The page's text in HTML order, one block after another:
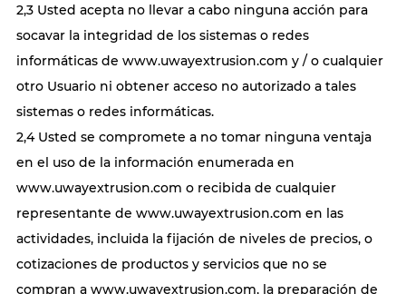
2,3 Usted acepta no llevar a cabo ninguna acción para
socavar la integridad de los sistemas o redes
informáticas de www.uwayextrusion.com y / o cualquier
otro Usuario ni obtener acceso no autorizado a tales
sistemas o redes informáticas.
2,4 Usted se compromete a no tomar ninguna ventaja
en el uso de la información enumerada en
www.uwayextrusion.com o recibida de cualquier
representante de www.uwayextrusion.com en las
actividades, incluida la fijación de niveles de precios, o
cotizaciones de productos y servicios que no se
compran a www.uwayextrusion.com, la preparación de